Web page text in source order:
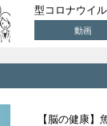
型コロナウイ
動画
【脳の健康】